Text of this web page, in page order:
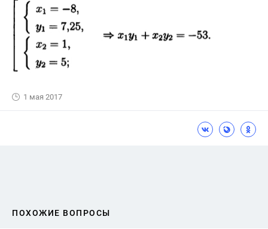
1 мая 2017
ПОХОЖИЕ ВОПРОСЫ